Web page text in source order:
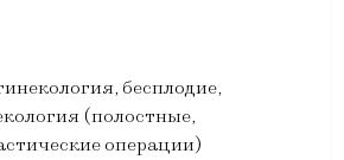
бесплодие,
(полостные,
операции)